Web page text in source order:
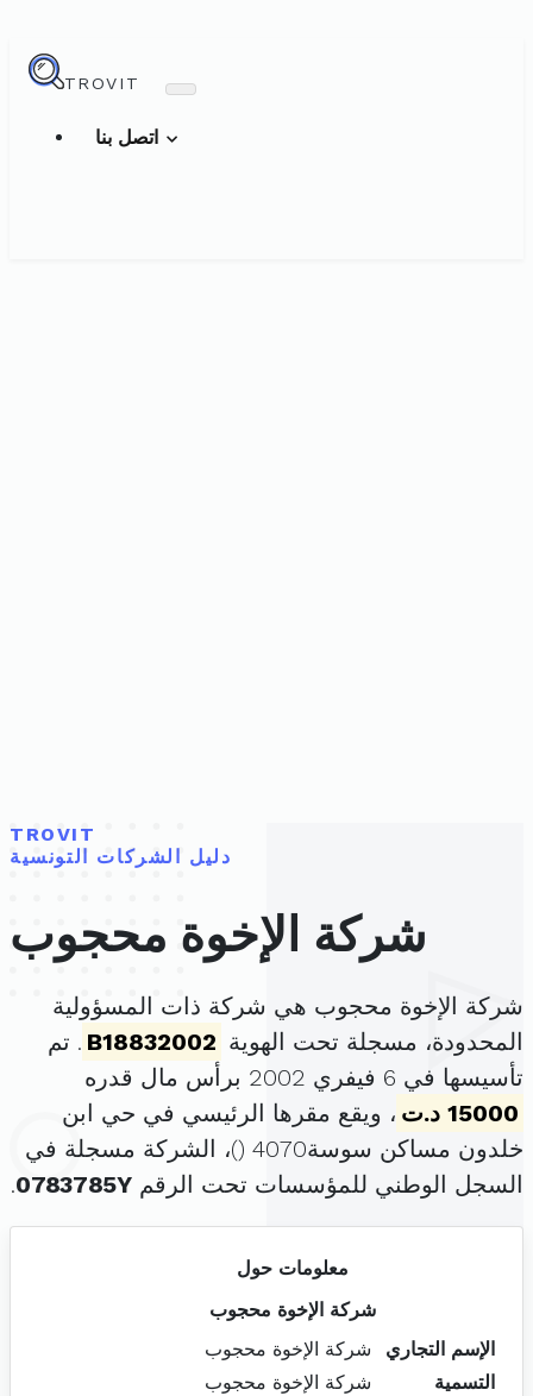
TROVIT
TROVIT
دليل الشركات التونسية
شركة الإخوة محجوب
شركة الإخوة محجوب هي شركة ذات المسؤولية
المحدودة، مسجلة تحت الهوية B18832002 . تم
تأسيسها في 6 فيفري 2002 برأس مال قدره
15000 د.ت
، ويقع مقرها الرئيسي في حي ابن
خلدون مساكن سوسة4070 (
)، الشركة مسجلة في
السجل الوطني للمؤسسات تحت الرقم 0783785Y
.
معلومات حول
شركة الإخوة محجوب
الإسم التجاري
شركة الإخوة محجوب
التسمية
شركة الإخوة محجوب